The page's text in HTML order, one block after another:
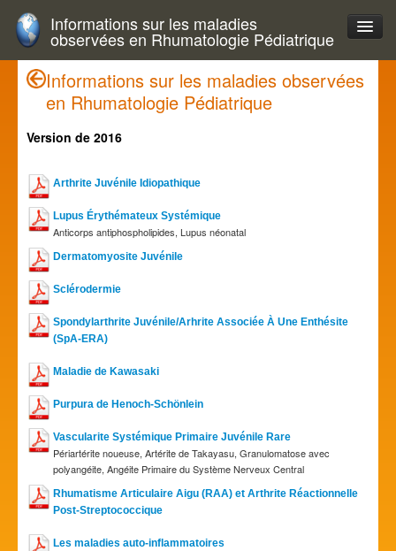
Informations sur les maladies
observées en Rhumatologie Pédiatrique
Informations sur les maladies observées
en Rhumatologie Pédiatrique
Version de 2016
Arthrite Juvénile Idiopathique
Lupus Érythémateux Systémique
Anticorps antiphospholipides, Lupus néonatal
Dermatomyosite Juvénile
Sclérodermie
Spondylarthrite Juvénile/Arhrite Associée À Une Enthésite
(SpA-ERA)
Maladie de Kawasaki
Purpura de Henoch-Schönlein
Vascularite Systémique Primaire Juvénile Rare
Périartérite noueuse, Artérite de Takayasu, Granulomatose avec
polyangéite, Angéite Primaire du Système Nerveux Central
Rhumatisme Articulaire Aigu (RAA) et Arthrite Réactionnelle
Post-Streptococcique
Les maladies auto-inflammatoires